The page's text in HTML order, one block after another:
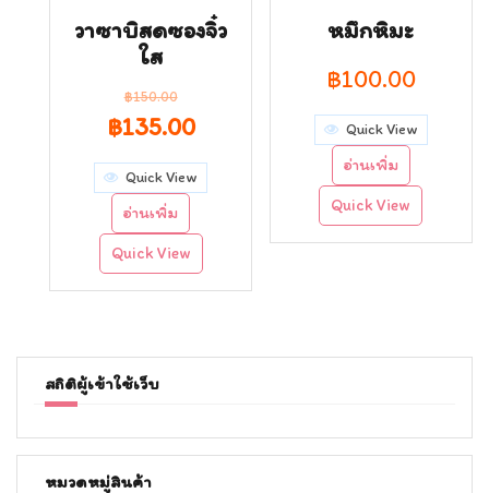
วาซาบิสดซองจิ๋ว
ใส
฿150.00
Original
price
was:
฿150.00.
฿135.00Current
price
is:
฿135.00.
Quick View
อ่านเพิ่ม
Quick View
หมึกหิมะ
฿100.00
Quick View
อ่านเพิ่ม
Quick View
สถิติผู้เข้าใช้เว็บ
หมวดหมู่สินค้า